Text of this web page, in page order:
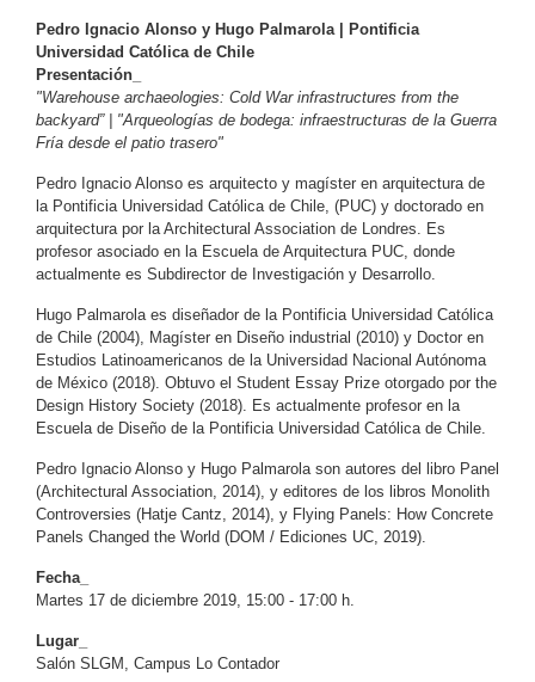
Pedro Ignacio Alonso y Hugo Palmarola |
Pontificia
Universidad Católica de Chile
Presentación_
"Warehouse archaeologies: Cold War infrastructures from the
backyard” | "Arqueologías de bodega: infraestructuras de la Guerra
Fría desde el patio trasero"
Pedro Ignacio Alonso es arquitecto y magíster en arquitectura de
la Pontificia Universidad Católica de Chile, (PUC) y doctorado en
arquitectura por la Architectural Association de
Londres. Es
profesor asociado en la Escuela de Arquitectura PUC, donde
actualmente es Subdirector de Investigación y Desarrollo.
Hugo Palmarola es diseñador de la Pontificia Universidad Católica
de Chile (2004), Magíster en Diseño industrial (2010) y Doctor en
Estudios Latinoamericanos de la Universidad Nacional Autónoma
de México (2018). Obtuvo el Student Essay Prize otorgado por the
Design History Society (2018). Es actualmente profesor en la
Escuela de Diseño de la Pontificia Universidad Católica de Chile.
Pedro Ignacio Alonso y Hugo Palmarola son autores del libro Panel
(Architectural Association, 2014), y editores de los libros Monolith
Controversies (Hatje Cantz, 2014), y Flying Panels: How Concrete
Panels Changed the World (DOM / Ediciones UC, 2019).
Fecha_
Martes 17 de diciembre 2019, 15:00 - 17:00 h.
Lugar_
Salón SLGM, Campus Lo Contador